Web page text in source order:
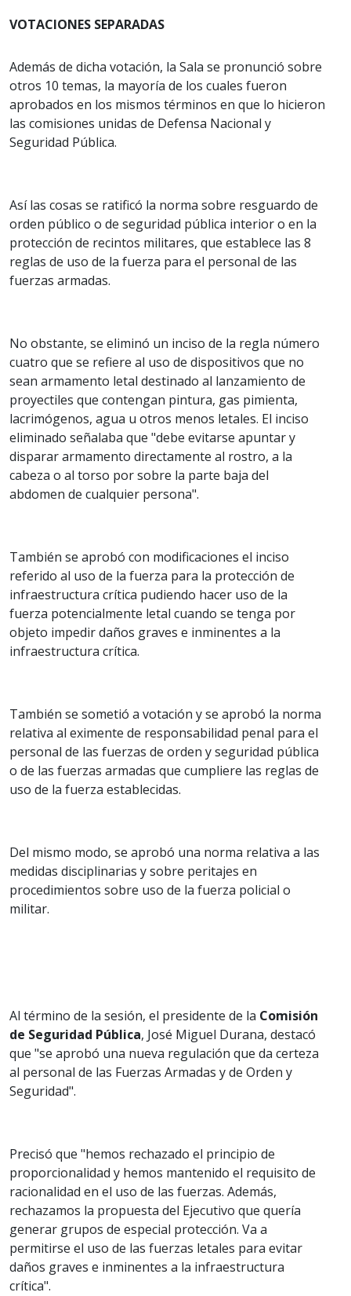
VOTACIONES SEPARADAS
Además de dicha votación, la Sala se pronunció sobre
otros 10 temas, la mayoría de los cuales fueron
aprobados en los mismos términos en que lo hicieron
las comisiones unidas de Defensa Nacional y
Seguridad Pública.
Así las cosas se ratificó la norma sobre resguardo de
orden público o de seguridad pública interior o en la
protección de recintos militares, que establece las 8
reglas de uso de la fuerza para el personal de las
fuerzas armadas.
No obstante, se eliminó un inciso de la regla número
cuatro que se refiere al uso de dispositivos que no
sean armamento letal destinado al lanzamiento de
proyectiles que contengan pintura, gas pimienta,
lacrimógenos, agua u otros menos letales. El inciso
eliminado señalaba que "debe evitarse apuntar y
disparar armamento directamente al rostro, a la
cabeza o al torso por sobre la parte baja del
abdomen de cualquier persona".
También se aprobó con modificaciones el inciso
referido al uso de la fuerza para la protección de
infraestructura crítica pudiendo hacer uso de la
fuerza potencialmente letal cuando se tenga por
objeto impedir daños graves e inminentes a la
infraestructura crítica.
También se sometió a votación y se aprobó la norma
relativa al eximente de responsabilidad penal para el
personal de las fuerzas de orden y seguridad pública
o de las fuerzas armadas que cumpliere las reglas de
uso de la fuerza establecidas.
Del mismo modo, se aprobó una norma relativa a las
medidas disciplinarias y sobre peritajes en
procedimientos sobre uso de la fuerza policial o
militar.
Al término de la sesión, el presidente de la Comisión
de Seguridad Pública, José Miguel Durana, destacó
que "se aprobó una nueva regulación que da certeza
al personal de las Fuerzas Armadas y de Orden y
Seguridad".
Precisó que "hemos rechazado el principio de
proporcionalidad y hemos mantenido el requisito de
racionalidad en el uso de las fuerzas. Además,
rechazamos la propuesta del Ejecutivo que quería
generar grupos de especial protección. Va a
permitirse el uso de las fuerzas letales para evitar
daños graves e inminentes a la infraestructura
crítica".